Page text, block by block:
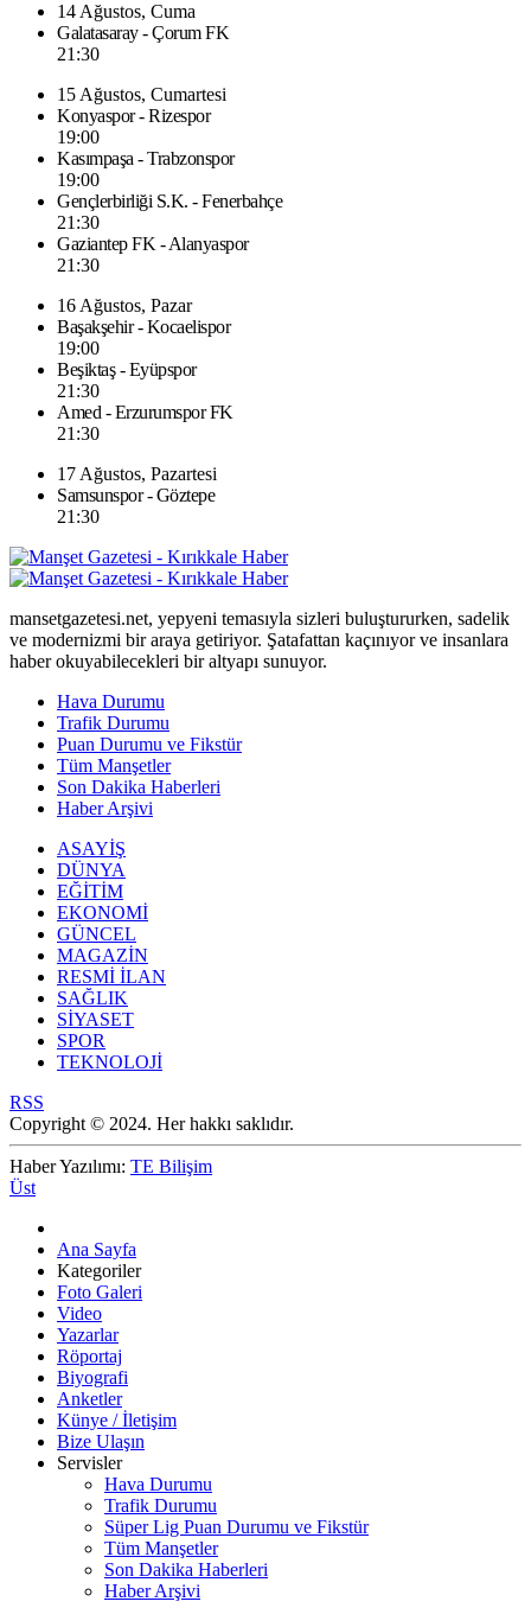
14 Ağustos, Cuma
Galatasaray - Çorum FK
21:30
15 Ağustos, Cumartesi
Konyaspor - Rizespor
19:00
Kasımpaşa - Trabzonspor
19:00
Gençlerbirliği S.K. - Fenerbahçe
21:30
Gaziantep FK - Alanyaspor
21:30
16 Ağustos, Pazar
Başakşehir - Kocaelispor
19:00
Beşiktaş - Eyüpspor
21:30
Amed - Erzurumspor FK
21:30
17 Ağustos, Pazartesi
Samsunspor - Göztepe
21:30
mansetgazetesi.net, yepyeni temasıyla sizleri buluştururken, sadelik
ve modernizmi bir araya getiriyor. Şatafattan kaçınıyor ve insanlara
haber okuyabilecekleri bir altyapı sunuyor.
Hava Durumu
Trafik Durumu
Puan Durumu ve Fikstür
Tüm Manşetler
Son Dakika Haberleri
Haber Arşivi
ASAYİŞ
DÜNYA
EĞİTİM
EKONOMİ
GÜNCEL
MAGAZİN
RESMİ İLAN
SAĞLIK
SİYASET
SPOR
TEKNOLOJİ
RSS
Copyright © 2024. Her hakkı saklıdır.
Haber Yazılımı: TE Bilişim
Üst
Ana Sayfa
Kategoriler
Foto Galeri
Video
Yazarlar
Röportaj
Biyografi
Anketler
Künye / İletişim
Bize Ulaşın
Servisler
Hava Durumu
Trafik Durumu
Süper Lig Puan Durumu ve Fikstür
Tüm Manşetler
Son Dakika Haberleri
Haber Arşivi